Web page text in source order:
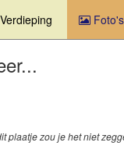
Verdieping (current)Foto's
plaatje zou je het niet